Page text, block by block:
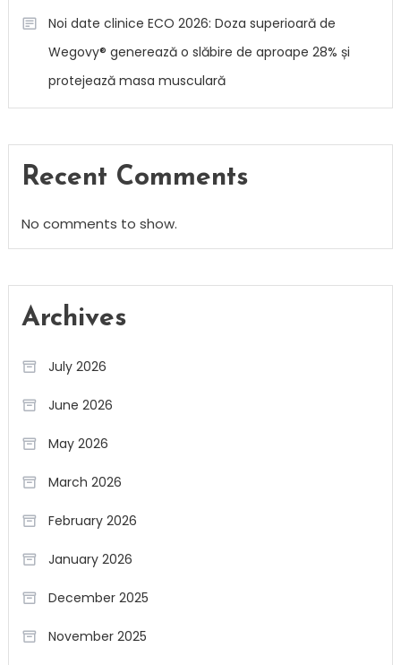
Noi date clinice ECO 2026: Doza superioară de
Wegovy® generează o slăbire de aproape 28% și
protejează masa musculară
Recent Comments
No comments to show.
Archives
July 2026
June 2026
May 2026
March 2026
February 2026
January 2026
December 2025
November 2025